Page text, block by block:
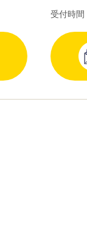
受付時間